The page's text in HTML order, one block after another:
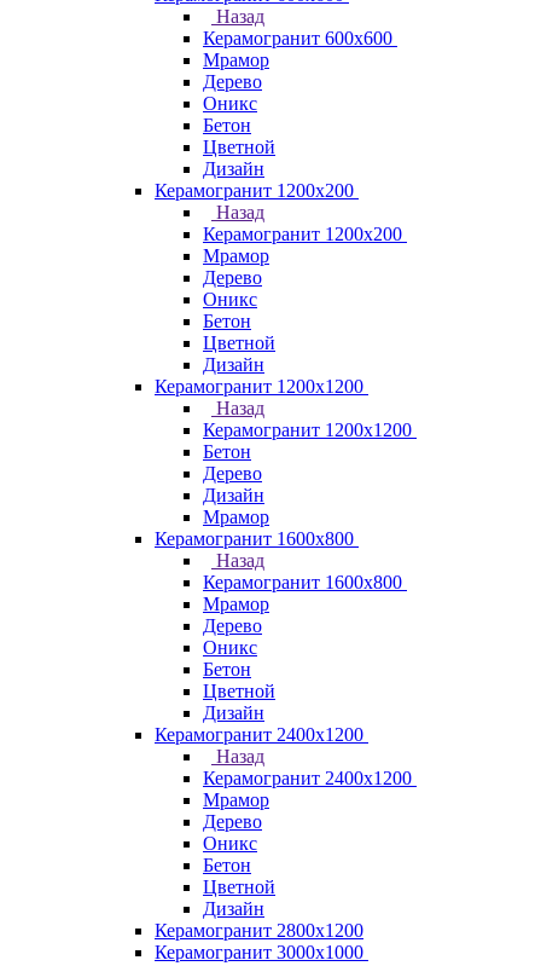
Назад
Керамогранит 600х600
Мрамор
Дерево
Оникс
Бетон
Цветной
Дизайн
Керамогранит 1200x200
Назад
Керамогранит 1200x200
Мрамор
Дерево
Оникс
Бетон
Цветной
Дизайн
Керамогранит 1200x1200
Назад
Керамогранит 1200x1200
Бетон
Дерево
Дизайн
Мрамор
Керамогранит 1600х800
Назад
Керамогранит 1600х800
Мрамор
Дерево
Оникс
Бетон
Цветной
Дизайн
Керамогранит 2400х1200
Назад
Керамогранит 2400х1200
Мрамор
Дерево
Оникс
Бетон
Цветной
Дизайн
Керамогранит 2800x1200
Керамогранит 3000х1000